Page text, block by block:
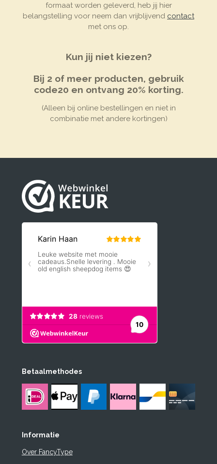
formaat worden geleverd, heb jij hier
belangstelling voor neem dan vrijblijvend contact
met ons op.
Kun jij niet kiezen?
Bij 2 of meer producten, gebruik
code20 en ontvang 20% korting.
(Alleen bij online bestellingen en niet in
combinatie met andere kortingen)
Betaalmethodes
Informatie
Over FancyType